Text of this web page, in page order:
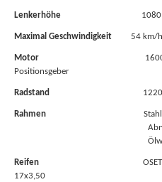
Lenkerhöhe
Maximal Geschwindigkeit 54 km/h
Motor 1600 W 50,4 V
Positionsgeber
Radstand
Rahmen Stahlrohr,
Reifen OSET Max
17x3,50